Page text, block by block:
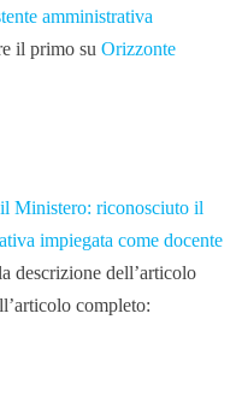
amministrativa
il primo su Orizzonte
Ministero: riconosciuto il
impiegata come docente
descrizione dell’articolo
completo: